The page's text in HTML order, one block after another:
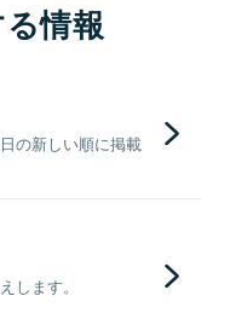
情報
の新しい順に掲載
します。